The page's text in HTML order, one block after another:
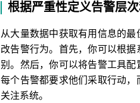
根据严重性定义告警层
从大量数据中获取有用信息的
改告警行为。首先，你可以根
别。然后，你可以将告警工具
每个告警都要求他们采取行动
关注系统。